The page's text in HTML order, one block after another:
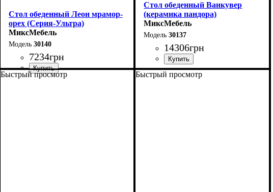
Стол обеденный Леон мрамор-
орех (Серия-Ультра)
МиксМебель
30140
7234грн
Стол обеденный Ванкувер
(керамика пандора)
МиксМебель
30137
14306грн
Быстрый просмотр Быстрый просмотр